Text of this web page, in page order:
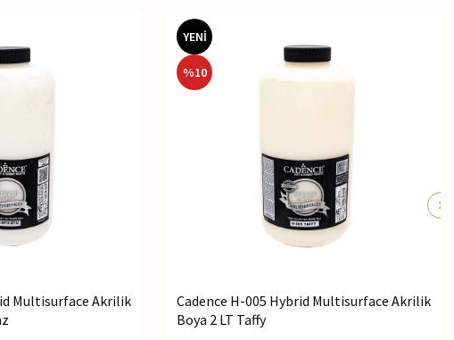
Multisurface Akrilik
YENİ
%10
Cadence H-005 Hybrid Multisurface Akrilik
Boya 2 LT Taffy